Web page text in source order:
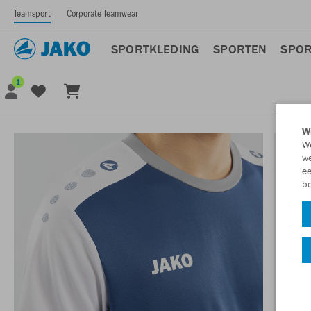
Teamsport Corporate Teamwear
SPORTKLEDING SPORTEN
1